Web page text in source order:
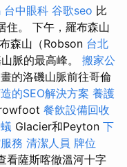
台中眼科 谷歌seo 比
住。 下午，羅布森山
森山（Robson 台北
脈的最高峰。 搬家公
的洛磯山脈前往哥倫
的SEO解決方案 養護
餐飲設備回收
Glacier和Peyton 下
務 清潔人員 牌位
看薩斯喀徹溫河十字